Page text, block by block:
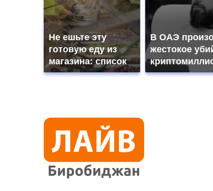
Не ешьте эту
готовую еду из
магазина: список
В ОАЭ
жестокое